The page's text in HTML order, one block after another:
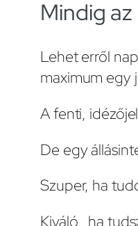
Mindig
Lehet erről
maximum egy
A fenti,
De egy
Szuper, ha
Kiváló, ha